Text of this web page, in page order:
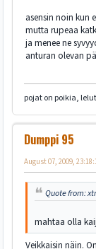
asensin noin kun
mutta rupeaa
ja menee ne
anturan olevan
pojat on poikia,
Dumppi 95
August 07, 2009,
Quote from:
mahtaa olla
Veikkaisin näin.